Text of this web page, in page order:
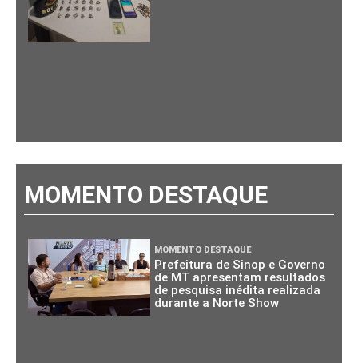
MOMENTO DESTAQUE
MOMENTO DESTAQUE
Prefeitura de Sinop e Governo
de MT apresentam resultados
de pesquisa inédita realizada
durante a Norte Show